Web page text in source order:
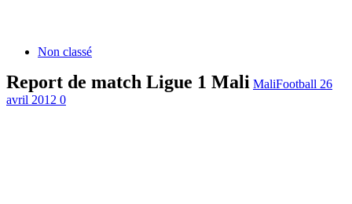
Non classé
Report de match Ligue 1 Mali MaliFootball 26
avril 2012 0